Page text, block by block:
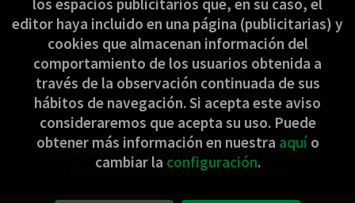
Quiénes somos
Pedidos especiales
Formulario de desistimiento
2026 ©Jakinbide - Librería Diocesana . Todos los
Derechos Reservados |Grupo Trevenque
los espacios publicitarios que, en su caso, el
editor haya incluido en una página (publicitarias) y
cookies que almacenan información del
comportamiento de los usuarios obtenida a
través de la observación continuada de sus
hábitos de navegación. Si acepta este aviso
consideraremos que acepta su uso. Puede
obtener más información en nuestra aquío
cambiar la configuración.